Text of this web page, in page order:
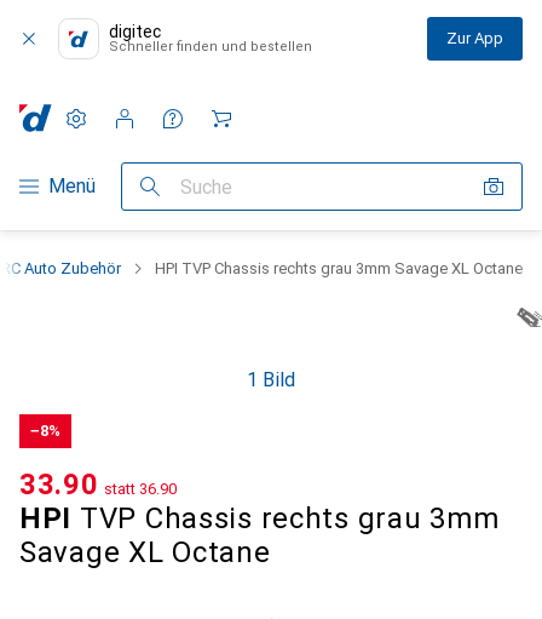
digitec
Schneller finden und bestellen Zur App
Navigation nach Kategorien
Menü Suche
Einstellungen
Kundenkonto
Vergleichslisten
Merklisten
Warenkorb
RC Auto Zubehör HPI TVP Chassis rechts grau 3mm Savage XL Octane
1 Bild
−8%
HPI TVP Chassis rechts grau 3mm
Savage XL Octane
CHF
33.90 statt CHF
36.90